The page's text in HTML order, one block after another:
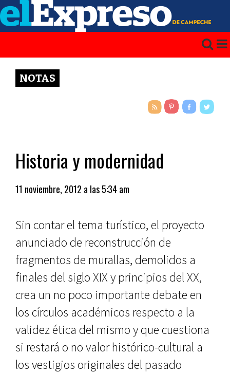
NOTAS
Historia y modernidad
11 noviembre, 2012 a las 5:34 am
Sin contar el tema turístico, el proyec­to
anunciado de reconstrucción de
fragmentos de murallas, demolidos a
finales del siglo XIX y principios del XX,
crea un no poco importan­te debate en
los círculos académicos respecto a la
validez ética del mismo y que cuestiona
si restará o no valor histórico-cultural a
los vestigios ori­ginales del pasado